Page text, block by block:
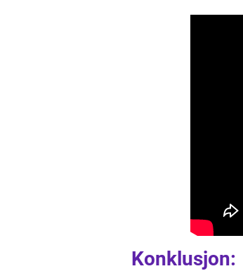
Konklusjon: